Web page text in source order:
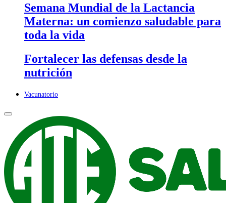
Semana Mundial de la Lactancia
Materna: un comienzo saludable para
toda la vida
Fortalecer las defensas desde la
nutrición
Vacunatorio